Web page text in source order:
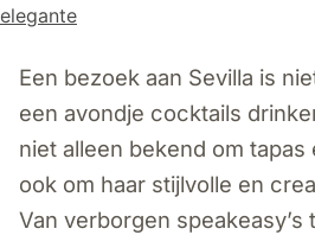
elegante
Een bezoek aan Sevilla is
een avondje cocktails
niet alleen bekend om
ook om haar stijlvolle en
Van verborgen